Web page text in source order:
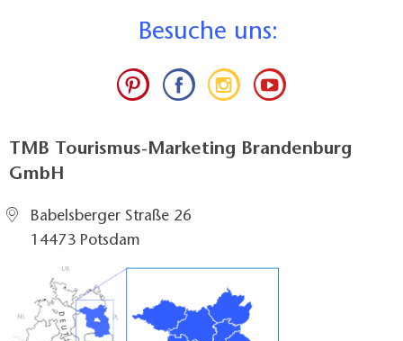
Besuche uns:
TMB Tourismus-Marketing Brandenburg
GmbH
Babelsberger Straße 26
14473 Potsdam